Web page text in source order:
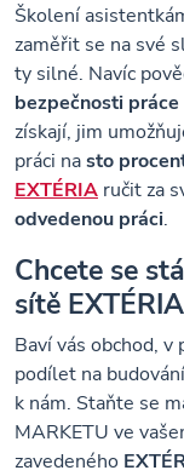
Školení
zaměřit se na své
ty silné. Navíc
bezpečnosti práce
získají, jim
práci nasto
EXTÉRIA ručit za
odvedenou práci.
Chcete se
sítě
Baví vás obchod,
podílet na
k nám. Staňte se
MARKETU ve
zavedeného